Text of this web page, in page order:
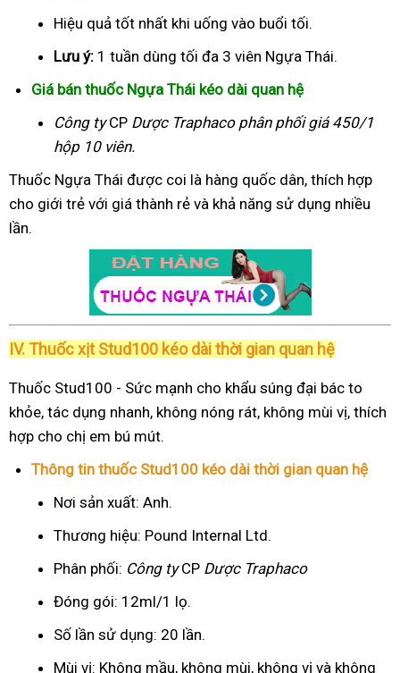
Hiệu quả tốt nhất khi uống vào buổi tối.
Lưu ý: 1 tuần dùng tối đa 3 viên Ngựa Thái.
Giá bán thuốc Ngựa Thái kéo dài quan hệ
Công tyCP Dược Traphacophân phối giá 450/1
hộp 10 viên.
Thuốc Ngựa Thái được coi là hàng quốc dân, thích hợp
cho giới trẻ với giá thành rẻ và khả năng sử dụng nhiều
lần.
IV. Thuốc xịt Stud100 kéo dài thời gian quan hệ
Thuốc Stud100 - Sức mạnh cho khẩu súng đại bác to
khỏe, tác dụng nhanh, không nóng rát, không mùi vị, thích
hợp cho chị em bú mút.
Thông tin thuốc Stud100 kéo dài thời gian quan hệ
Nơi sản xuất: Anh.
Thương hiệu: Pound Internal Ltd.
Phân phối: Công tyCP Dược Traphaco
Đóng gói: 12ml/1 lọ.
Số lần sử dụng: 20 lần.
Mùi vị: Không mầu, không mùi, không vị và không